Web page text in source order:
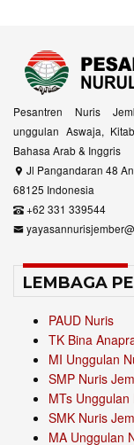
Pesantren Nuris
unggulan Aswaja,
Bahasa Arab & Inggris
Jl Pangandaran 48
68125 Indonesia
+62 331 339544
LEMBAGA
PAUD Nuris
TK Bina
MI Unggulan
SMP Nuris
MTs
SMK Nuris
MA Unggulan